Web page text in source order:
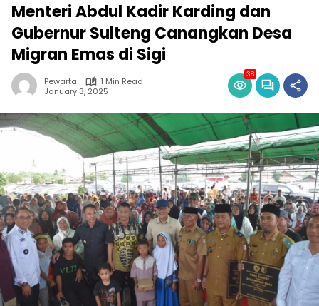
Menteri Abdul Kadir Karding dan
Gubernur Sulteng Canangkan Desa
Migran Emas di Sigi
Pewarta
1 Min Read
January 3, 2025
38